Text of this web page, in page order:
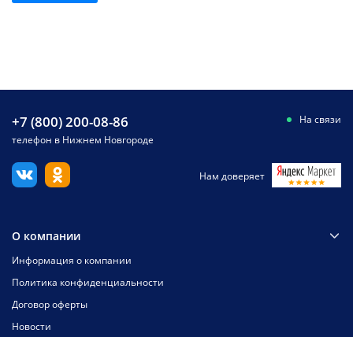
+7 (800) 200-08-86
телефон в Нижнем Новгороде
На связи
Нам доверяет
О компании
Информация о компании
Политика конфиденциальности
Договор оферты
Новости